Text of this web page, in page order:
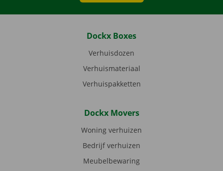
Dockx Boxes
Verhuisdozen
Verhuismateriaal
Verhuispakketten
Dockx Movers
Woning verhuizen
Bedrijf verhuizen
Meubelbewaring